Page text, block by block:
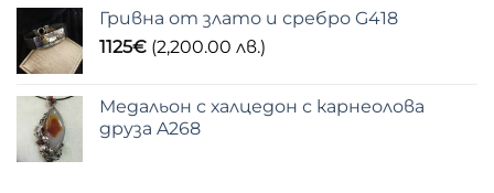
Гривна от злато и сребро G418
1125€ (2,200.00 лв.)
Медальон с халцедон с карнеолова
друза A268